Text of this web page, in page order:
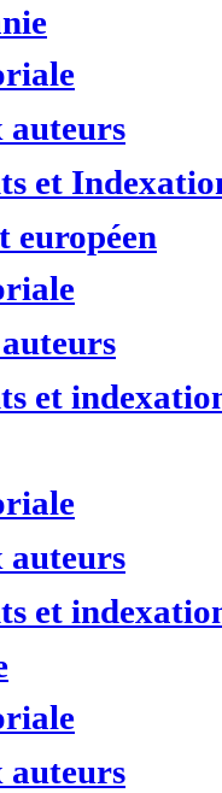
auteurs
et
européen
et
auteurs
et
auteurs